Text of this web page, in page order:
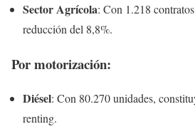
Sector Agrícola: Con 1.218
reducción del 8,8%.
Por motorización:
Diésel: Con 80.270 unidades,
renting.